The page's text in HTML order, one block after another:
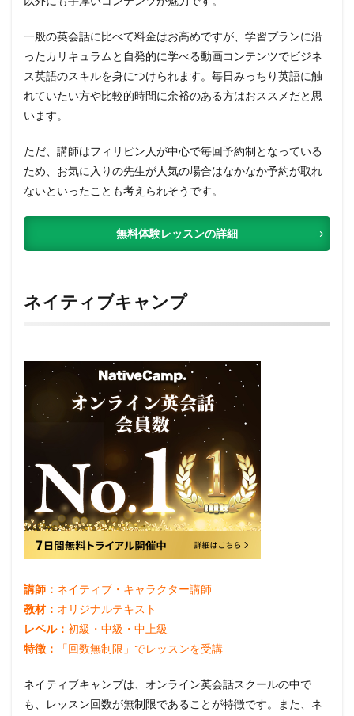
一般の英会話に比べて料金はお高めですが、学習プランに沿
ったカリキュラムと自発的に学べる動画コンテンツでビジネ
ス英語のスキルを身につけられます。毎日みっちり英語に触
れていたい方や比較的時間に余裕のある方はおススメだと思
います。
ただ、講師はフィリピン人が中心で毎回予約制となっている
ため、お気に入りの先生が人気の場合はなかなか予約が取れ
ないといったことも考えられそうです。
無料体験レッスンの詳細
ネイティブキャンプ
講師： ネイティブ・キャラクター講師
教材： オリジナルテキスト
レベル： 初級・中級・中上級
特徴：
「回数無制限」でレッスンを受講
ネイティブキャンプは、オンライン英会話スクールの中で
も、レッスン回数が無制限であることが特徴です。また、ネ